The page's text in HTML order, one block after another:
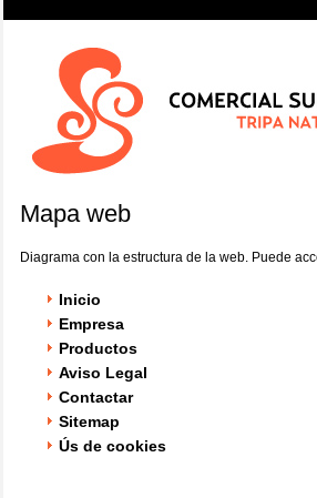
Mapa web
Diagrama con la estructura de la web. Puede
Inicio
Empresa
Productos
Aviso Legal
Contactar
Sitemap
Ús de cookies